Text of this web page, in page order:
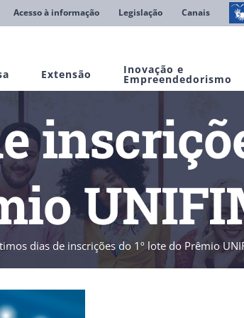
Acesso à informação Legislação Canais
Extensão Inovação e
Empreendedorismo
dias de inscrições do 1º lote do Prêmio